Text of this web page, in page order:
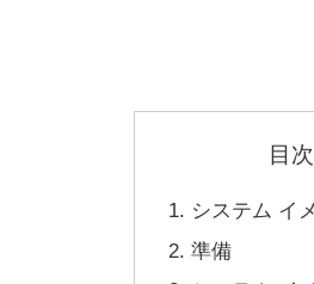
目次
システム イ
準備